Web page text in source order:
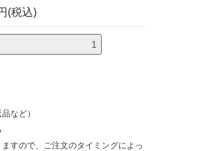
(税込)
など）
すので、ご注文のタイミングによっ